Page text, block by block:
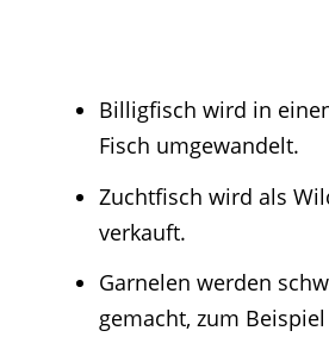
Billigfisch wird in
Fisch umgewandelt.
Zuchtfisch wird als
verkauft.
Garnelen werden
gemacht, zum